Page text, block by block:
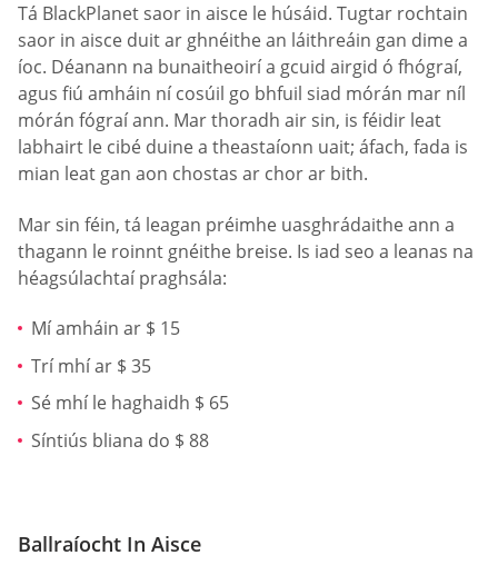
Tá BlackPlanet saor in aisce le húsáid. Tugtar rochtain
saor in aisce duit ar ghnéithe an láithreáin gan dime a
íoc. Déanann na bunaitheoirí a gcuid airgid ó fhógraí,
agus fiú amháin ní cosúil go bhfuil siad mórán mar níl
mórán fógraí ann. Mar thoradh air sin, is féidir leat
labhairt le cibé duine a theastaíonn uait; áfach, fada is
mian leat gan aon chostas ar chor ar bith.
Mar sin féin, tá leagan préimhe uasghrádaithe ann a
thagann le roinnt gnéithe breise. Is iad seo a leanas na
héagsúlachtaí praghsála:
Mí amháin ar $ 15
Trí mhí ar $ 35
Sé mhí le haghaidh $ 65
Síntiús bliana do $ 88
Ballraíocht In Aisce